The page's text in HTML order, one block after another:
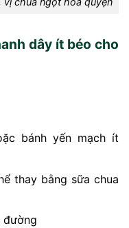
dây ít béo cho
bánh yến mạch ít
thay bằng sữa chua
đường